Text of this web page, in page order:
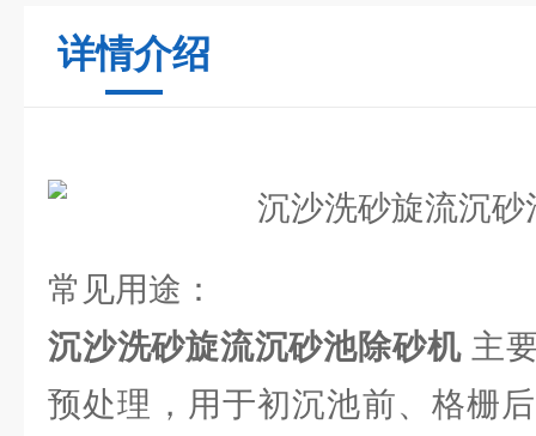
详情介绍
常见用途：
沉沙洗砂旋流沉砂池除砂机主
预处理，用于初沉池前、格栅